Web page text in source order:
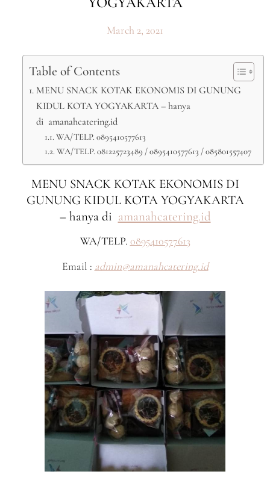
March 2, 2021
Table of Contents
MENU SNACK KOTAK EKONOMIS DI GUNUNG
KIDUL KOTA YOGYAKARTA – hanya
di amanahcatering.id
WA/TELP. 0895410577613
WA/TELP. 081225723489 / 0895410577613 / 085801557407
MENU SNACK KOTAK EKONOMIS DI
GUNUNG KIDUL KOTA YOGYAKARTA
– hanya di amanahcatering.id
WA/TELP. 0895410577613
Email : admin@amanahcatering.id